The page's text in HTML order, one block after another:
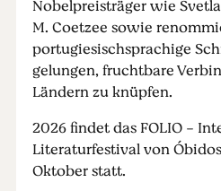
Nobelpreisträger wie
M. Coetzee sowie
portugiesischsprachige
gelungen, fruchtbare
Ländern zu knüpfen.
2026 findet das FOLIO -
Literaturfestival von
Oktober statt.